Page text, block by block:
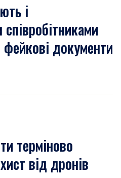
і
документи
терміново
від дронів